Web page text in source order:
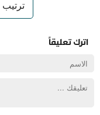
اترك تعليقاً